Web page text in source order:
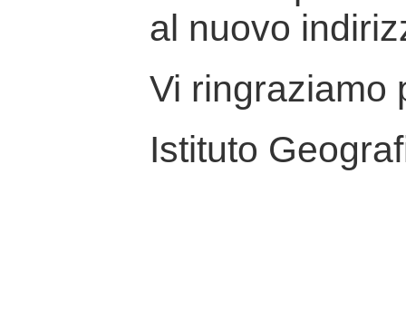
al nuovo
Vi ringraziamo
Istituto